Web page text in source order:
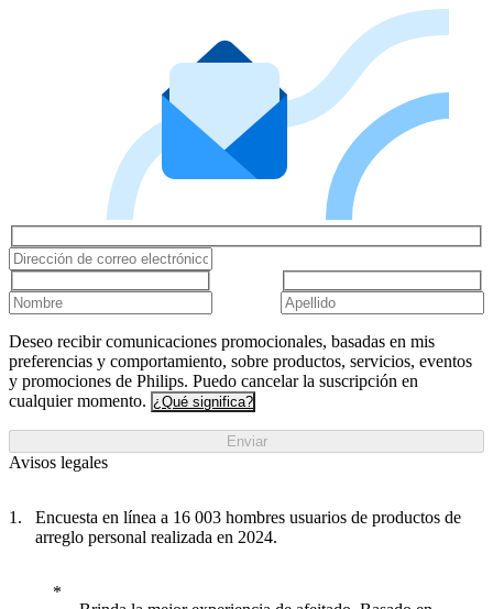
Deseo recibir comunicaciones promocionales, basadas en mis
preferencias y comportamiento, sobre productos, servicios, eventos
y promociones de Philips. Puedo cancelar la suscripción en
cualquier momento. ¿Qué significa?
Enviar
Avisos legales
Encuesta en línea a 16 003 hombres usuarios de productos de
arreglo personal realizada en 2024.